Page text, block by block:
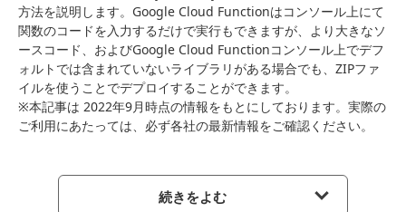
方法を説明します。Google Cloud Functionはコンソール上にて
関数のコードを入力するだけで実行もできますが、より大きなソ
ースコード、およびGoogle Cloud Functionコンソール上でデフ
ォルトでは含まれていないライブラリがある場合でも、ZIPファ
イルを使うことでデプロイすることができます。
※本記事は 2022年9月時点の情報をもとにしております。実際の
ご利用にあたっては、必ず各社の最新情報をご確認ください。
続きをよむ